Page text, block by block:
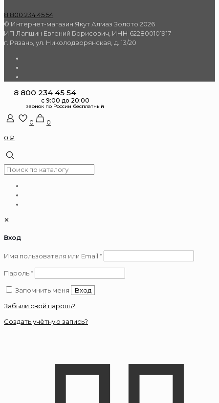
8 800 234 45 54
© Интернет-магазин Якут Алмаз Золото 2026
ИП Лапшин Евгений Борисович, ИНН 622800101917
г. Рязань, ул. Николодворянская, д. 13/20
8 800 234 45 54
0
0
0 ₽
✕
Вход
Имя пользователя или Email *Обязательно
Пароль*Обязательно
Запомнить меня
Вход
Забыли свой пароль?
Создать учётную запись?